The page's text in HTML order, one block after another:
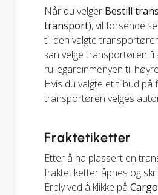
Når du velger Bestill
transport), vil
til den valgte
kan velge transportøren
rullegardinmenyen til
Hvis du valgte et tilbud på
transportøren velges
Fraktetiketter
Etter å ha plassert en
fraktetiketter åpnes og
Erply ved å klikke på